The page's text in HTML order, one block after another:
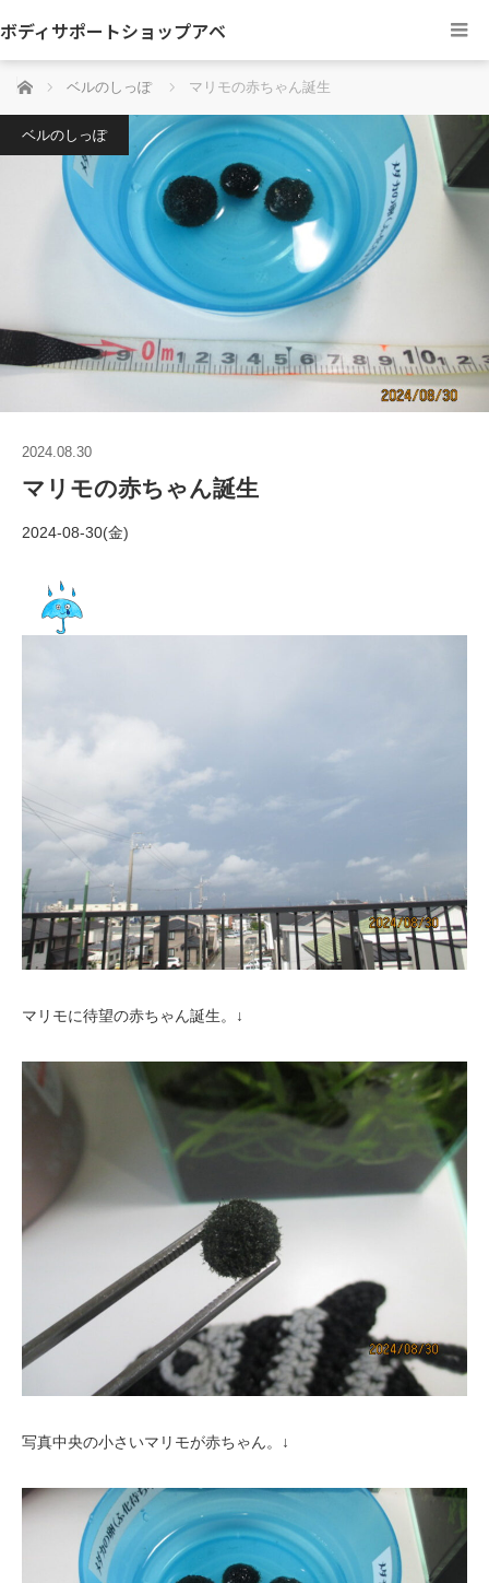
ボディサポートショップアベ
ホーム ベルのしっぽ マリモの赤ちゃん誕生
ベルのしっぽ
2024.08.30
マリモの赤ちゃん誕生
2024-08-30(金)
マリモに待望の赤ちゃん誕生。↓
写真中央の小さいマリモが赤ちゃん。↓